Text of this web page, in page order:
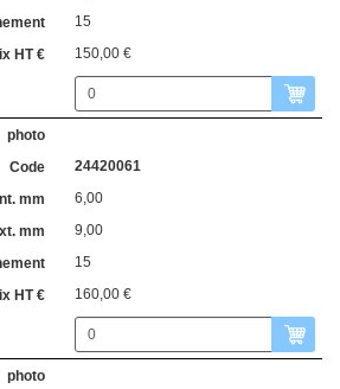
15
150,00 €
24420061
6,00
9,00
15
160,00 €